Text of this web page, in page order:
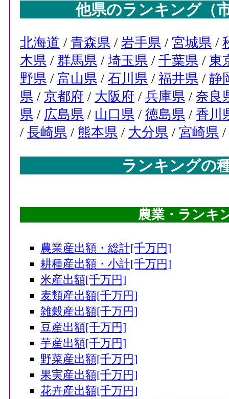
他県のランキング（
北海道 / 青森県 / 岩手県 / 宮城県 /
木県 / 群馬県 / 埼玉県 / 千葉県 / 東
野県 / 富山県 / 石川県 / 福井県 / 静
県 / 京都府 / 大阪府 / 兵庫県 / 奈良
県 / 広島県 / 山口県 / 徳島県 / 香川
/ 長崎県 / 熊本県 / 大分県 / 宮崎県 /
ランキングの
農業・ランキ
農業産出額・総計[千万円]
耕種産出額・小計[千万円]
米産出額[千万円]
麦類産出額[千万円]
雑穀産出額[千万円]
豆産出額[千万円]
芋産出額[千万円]
野菜産出額[千万円]
果実産出額[千万円]
花卉産出額[千万円]